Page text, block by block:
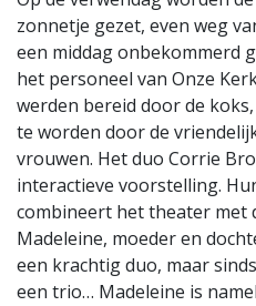
zonnetje gezet, even weg
een middag onbekommerd
het personeel van Onze
werden bereid door de
te worden door de
vrouwen. Het duo Corrie
interactieve voorstelling.
combineert het theater met
Madeleine, moeder en
een krachtig duo, maar
een trio… Madeleine is